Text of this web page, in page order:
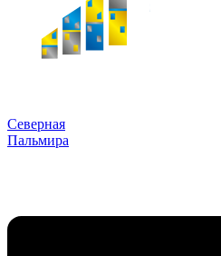
Северная
Пальмира